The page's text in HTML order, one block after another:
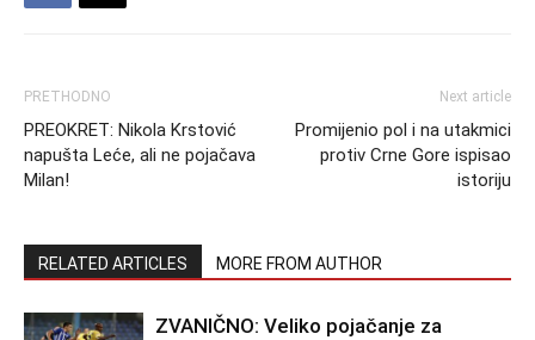
PRETHODNO
PREOKRET: Nikola Krstović
napušta Leće, ali ne pojačava
Milan!
Next article
Promijenio pol i na utakmici
protiv Crne Gore ispisao
istoriju
RELATED ARTICLES MORE FROM AUTHOR
ZVANIČNO: Veliko pojačanje za